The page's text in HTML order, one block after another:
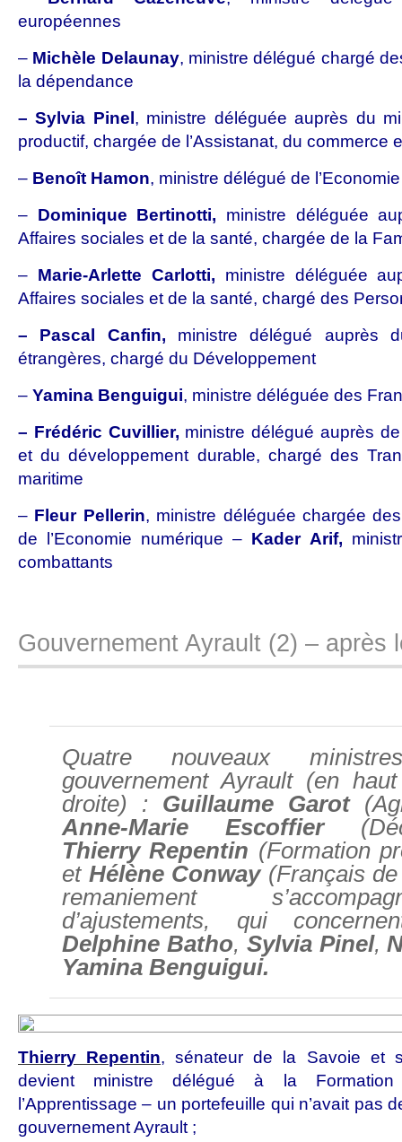
européennes
– Michèle Delaunay, ministre délégué chargé
la dépendance
– Sylvia Pinel , ministre déléguée auprès du
productif, chargée de l’Assistanat, du commerce
– Benoît Hamon, ministre délégué de
– Dominique Bertinotti, ministre déléguée
Affaires sociales et de la santé, chargée de la
– Marie-Arlette Carlotti, ministre déléguée
Affaires sociales et de la santé, chargé des
– Pascal Canfin, ministre délégué auprès
étrangères, chargé du Développement
– Yamina Benguigui, ministre déléguée des
– Frédéric Cuvillier, ministre délégué auprès
et du développement durable, chargé des
maritime
– Fleur Pellerin, ministre déléguée chargée
de l’Economie numérique – Kader Arif,
combattants
Gouvernement Ayrault (2) – après
Quatre nouveaux
gouvernement Ayrault (en
droite) : Guillaume Garot
Anne-Marie Escoffier
Thierry Repentin (Formation
et Hélène Conway(Français de
remaniement
d’ajustements, qui
Delphine Batho, Sylvia Pinel,
Yamina Benguigui.
Thierry Repentin, sénateur de la Savoie et
devient ministre délégué à la
l’Apprentissage – un portefeuille qui n’avait pas
gouvernement Ayrault ;